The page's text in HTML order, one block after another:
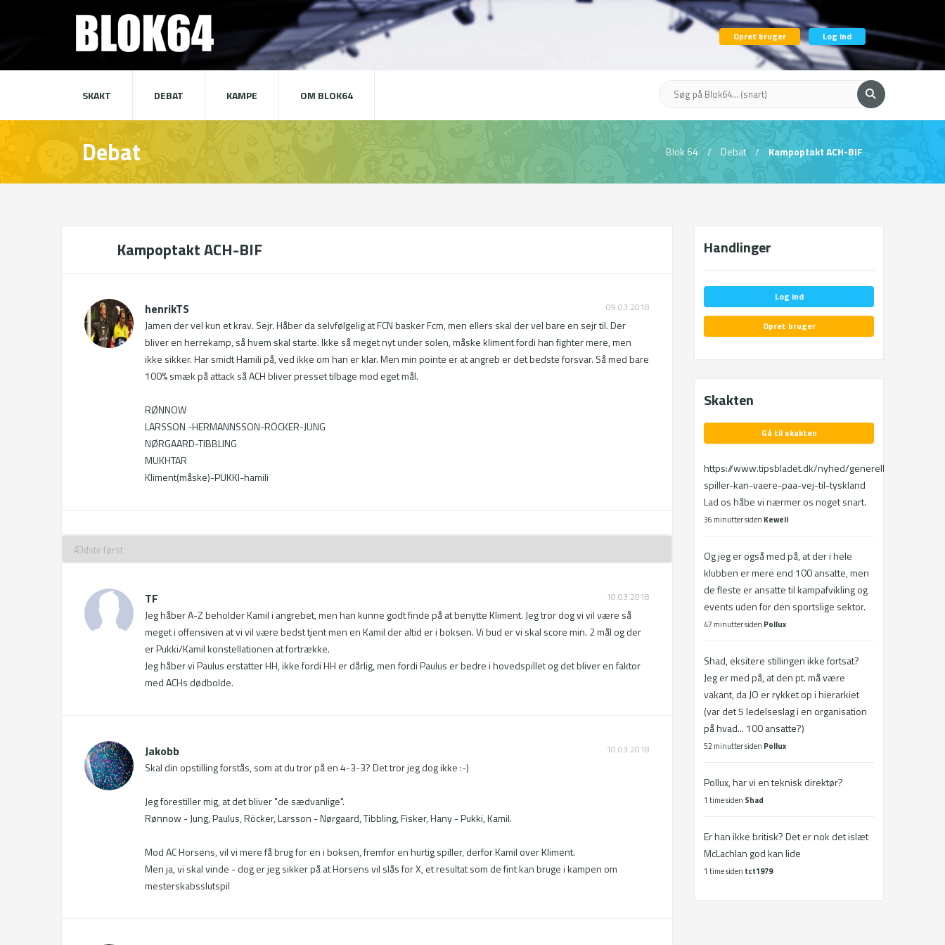
Opret bruger Log ind
SKAKT DEBAT KAMPE OM BLOK64
Debat Blok 64 / Debat / Kampoptakt ACH-BIF
Kampoptakt ACH-BIF
henrikTS 09.03.2018
Jamen der vel kun et krav. Sejr. Håber da selvfølgelig at FCN basker Fcm, men ellers skal der vel bare en sejr til. Der
bliver en herrekamp, så hvem skal starte. Ikke så meget nyt under solen, måske kliment fordi han fighter mere, men
ikke sikker. Har smidt Hamili på, ved ikke om han er klar. Men min pointe er at angreb er det bedste forsvar. Så med bare
100% smæk på attack så ACH bliver presset tilbage mod eget mål.
RØNNOW
LARSSON -HERMANNSSON-RÖCKER-JUNG
NØRGAARD-TIBBLING
MUKHTAR
Kliment(måske)-PUKKI-hamili
TF 10.03.2018
Jeg håber A-Z beholder Kamil i angrebet, men han kunne godt finde på at benytte Kliment. Jeg tror dog vi vil være så
meget i offensiven at vi vil være bedst tjent men en Kamil der altid er i boksen. Vi bud er vi skal score min. 2 mål og der
er Pukki/Kamil konstellationen at fortrække.
Jeg håber vi Paulus erstatter HH, ikke fordi HH er dårlig, men fordi Paulus er bedre i hovedspillet og det bliver en faktor
med ACHs dødbolde.
Jakobb 10.03.2018
Skal din opstilling forstås, som at du tror på en 4-3-3? Det tror jeg dog ikke :-)
Jeg forestiller mig, at det bliver "de sædvanlige".
Rønnow - Jung, Paulus, Röcker, Larsson - Nørgaard, Tibbling, Fisker, Hany - Pukki, Kamil.
Mod AC Horsens, vil vi mere få brug for en i boksen, fremfor en hurtig spiller, derfor Kamil over Kliment.
Men ja, vi skal vinde - dog er jeg sikker på at Horsens vil slås for X, et resultat som de fint kan bruge i kampen om
mesterskabsslutspil
Handlinger
Log ind
Opret bruger
Skakten
Gå til skakten
https://www.tipsbladet.dk/nyhed/generelle/broendby-
spiller-kan-vaere-paa-vej-til-tyskland
Lad os håbe vi nærmer os noget snart.
36 minutter siden Kewell
Og jeg er også med på, at der i hele
klubben er mere end 100 ansatte, men
de fleste er ansatte til kampafvikling og
events uden for den sportslige sektor.
47 minutter siden Pollux
Shad, eksitere stillingen ikke fortsat?
Jeg er med på, at den pt. må være
vakant, da JO er rykket op i hierarkiet
(var det 5 ledelseslag i en organisation
på hvad... 100 ansatte?)
52 minutter siden Pollux
Pollux, har vi en teknisk direktør?
1 time siden Shad
Er han ikke britisk? Det er nok det islæt
McLachlan god kan lide
1 time siden tct1979